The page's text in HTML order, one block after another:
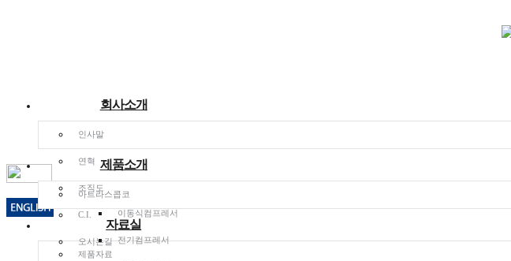
회사소개
인사말
연혁
조직도
C.I.
오시는길
제품소개
아트라스콥코
이동식컴프레서
전기컴프레서
자료실
제품자료
고객센터
공지사항
공지사항
Q&A